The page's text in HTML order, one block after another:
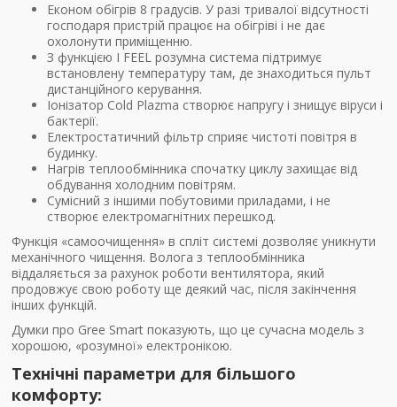
Економ обігрів 8 градусів. У разі тривалої відсутності
господаря пристрій працює на обігріві і не дає
охолонути приміщенню.
З функцією I FEEL розумна система підтримує
встановлену температуру там, де знаходиться пульт
дистанційного керування.
Іонізатор Cold Plazma створює напругу і знищує віруси і
бактерії.
Електростатичний фільтр сприяє чистоті повітря в
будинку.
Нагрів теплообмінника спочатку циклу захищає від
обдування холодним повітрям.
Сумісний з іншими побутовими приладами, і не
створює електромагнітних перешкод.
Функція «самоочищення» в спліт системі дозволяє уникнути
механічного чищення. Волога з теплообмінника
віддаляється за рахунок роботи вентилятора, який
продовжує свою роботу ще деякий час, після закінчення
інших функцій.
Думки про Gree Smart показують, що це сучасна модель з
хорошою, «розумної» електронікою.
Технічні параметри для більшого
комфорту: